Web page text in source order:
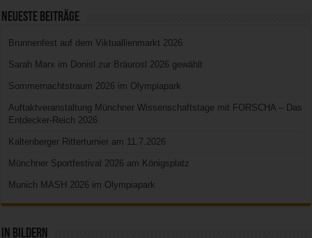
Neueste Beiträge
Brunnenfest auf dem Viktuallienmarkt 2026
Sarah Marx im Donisl zur Bräurosl 2026 gewählt
Sommernachtstraum 2026 im Olympiapark
Auftaktveranstaltung Münchner Wissenschaftstage mit FORSCHA – Das
Entdecker-Reich 2026
Kaltenberger Ritterturnier am 11.7.2026
Münchner Sportfestival 2026 am Königsplatz
Munich MASH 2026 im Olympiapark
In Bildern